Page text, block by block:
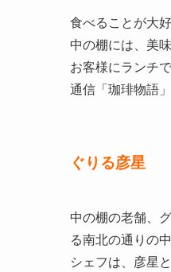
食べることが大
中の棚には、美
お客様にランチ
通信「珈琲物語
ぐりる彦星
中の棚の老舗、
る南北の通りの
シェフは、彦星